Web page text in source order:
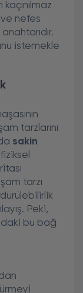
kaçınılmaz
nefes
istemekle
tarzlarını
sakin
tarzı
Peki,
bu bağ